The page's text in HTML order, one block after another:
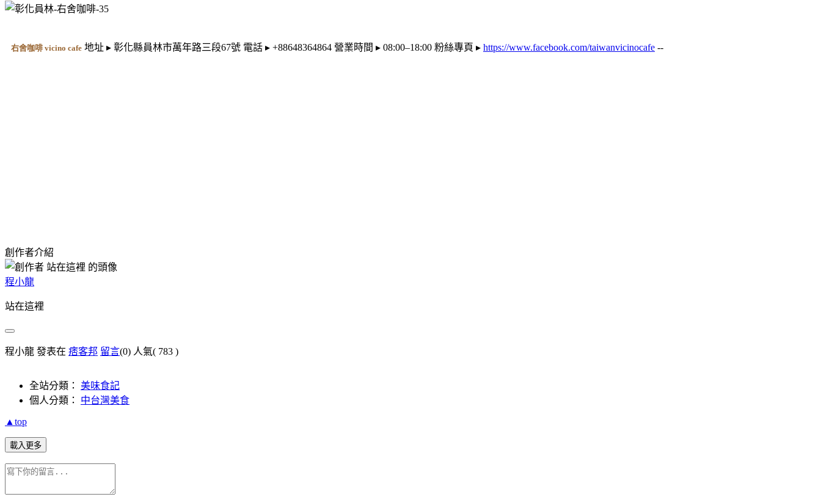
右舍咖啡 vicino cafe 地址 ▸ 彰化縣員林市萬年路三段67號 電話 ▸ +88648364864 營業時間 ▸ 08:00–18:00 粉絲專頁 ▸ https://www.facebook.com/taiwanvicinocafe --
創作者介紹
程小龍
站在這裡
程小龍 發表在 痞客邦 留言(0) 人氣( 783 )
全站分類： 美味食記
個人分類： 中台灣美食
▲top
載入更多